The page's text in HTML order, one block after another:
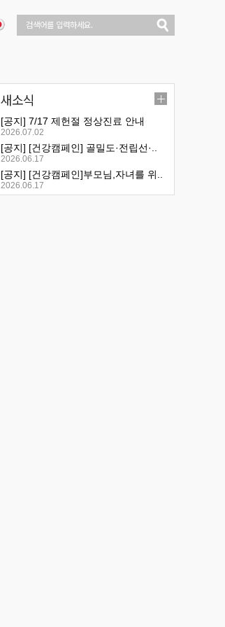
새소식
[공지] 7/17 제헌절 정상진료 안내
2026.07.02
[공지] [건강캠페인] 골밀도·전립선·..
2026.06.17
[공지] [건강캠페인]부모님,자녀를 위..
2026.06.17